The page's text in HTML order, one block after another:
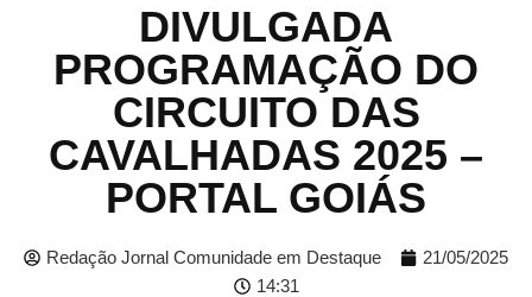
DIVULGADA
PROGRAMAÇÃO DO
CIRCUITO DAS
CAVALHADAS 2025 –
PORTAL GOIÁS
Redação Jornal Comunidade em Destaque
21/05/2025
14:31